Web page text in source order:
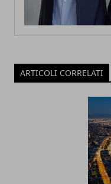
ARTICOLI CORRELATI